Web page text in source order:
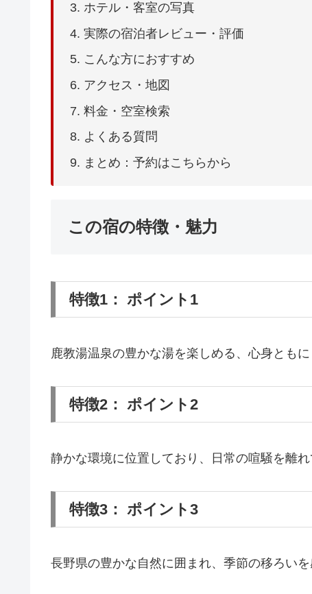
ホテル・客室の写真
実際の宿泊者レビュー・評価
こんな方におすすめ
アクセス・地図
料金・空室検索
よくある質問
まとめ：予約はこちらから
この宿の特徴・魅力
特徴1： ポイント1
鹿教湯温泉の豊かな湯を楽しめる、心身とも
特徴2： ポイント2
静かな環境に位置しており、日常の喧騒を離
特徴3： ポイント3
長野県の豊かな自然に囲まれ、季節の移ろい